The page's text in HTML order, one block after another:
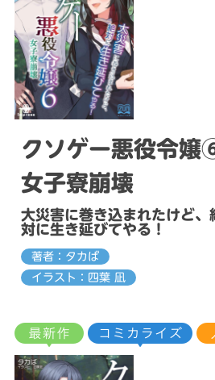
クソゲー悪役令嬢
女子寮崩壊
大災害に巻き込まれたけど、
対に生き延びてやる！
著者：タカば
イラスト：四葉 凪